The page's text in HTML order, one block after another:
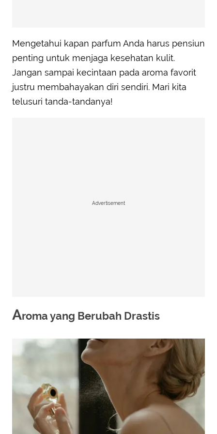
Mengetahui kapan parfum Anda harus pensiun
penting untuk menjaga kesehatan kulit.
Jangan sampai kecintaan pada aroma favorit
justru membahayakan diri sendiri. Mari kita
telusuri tanda-tandanya!
Advertisement
Aroma yang Berubah Drastis